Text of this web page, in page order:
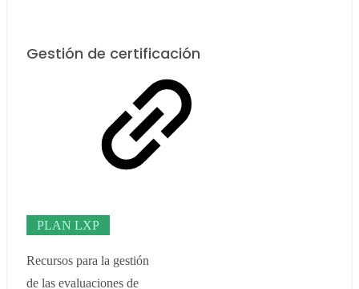
Gestión de certificación
PLAN LXP
Recursos para la gestión
de las evaluaciones de